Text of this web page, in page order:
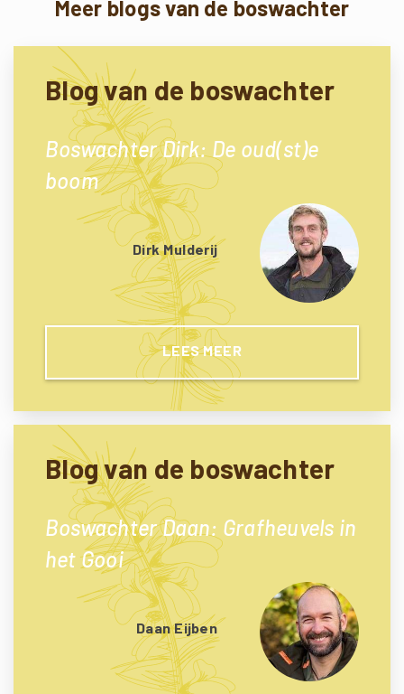
Meer blogs van de boswachter
Blog van de boswachter
Boswachter Dirk: De oud(st)e
boom
Dirk Mulderij
LEES MEER
Blog van de boswachter
Boswachter Daan: Grafheuvels in
het Gooi
Daan Eijben